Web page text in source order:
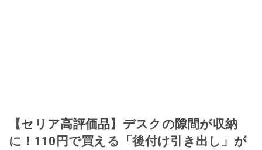
【セリア高評価品】デスクの隙間が収納
に！110円で買える「後付け引き出し」が